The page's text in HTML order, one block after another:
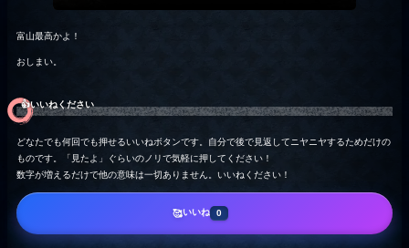
富山最高かよ！
おしまい。
👍️いいねください
どなたでも何回でも押せるいいねボタンです。自分で後で見返してニヤニヤするためだけの
ものです。「見たよ」ぐらいのノリで気軽に押してください！
数字が増えるだけで他の意味は一切ありません。いいねください！
🥰いいね 0